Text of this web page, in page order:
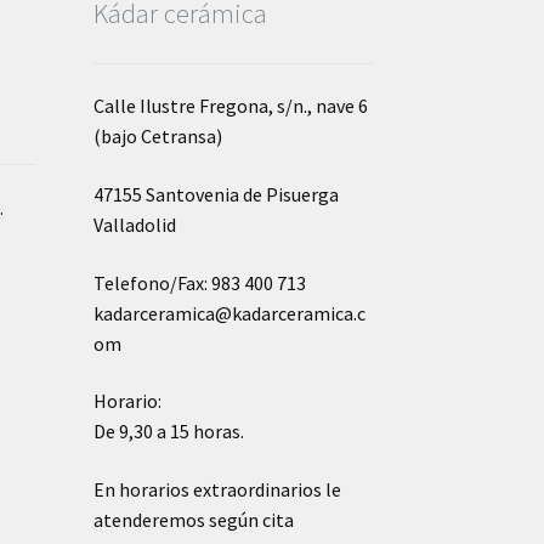
.
Kádar cerámica
Calle Ilustre Fregona, s/n., nave 6
(bajo Cetransa)
47155 Santovenia de Pisuerga
Valladolid
Telefono/Fax: 983 400 713
kadarceramica@kadarceramica.c
om
Horario:
De 9,30 a 15 horas.
En horarios extraordinarios le
atenderemos según cita